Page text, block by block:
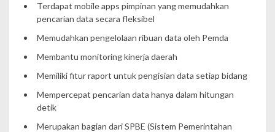
Terdapat mobile apps pimpinan yang memudahkan
pencarian data secara fleksibel
Memudahkan pengelolaan ribuan data oleh Pemda
Membantu monitoring kinerja daerah
Memiliki fitur raport untuk pengisian data setiap bidang
Mempercepat pencarian data hanya dalam hitungan
detik
Merupakan bagian dari SPBE (Sistem Pemerintahan